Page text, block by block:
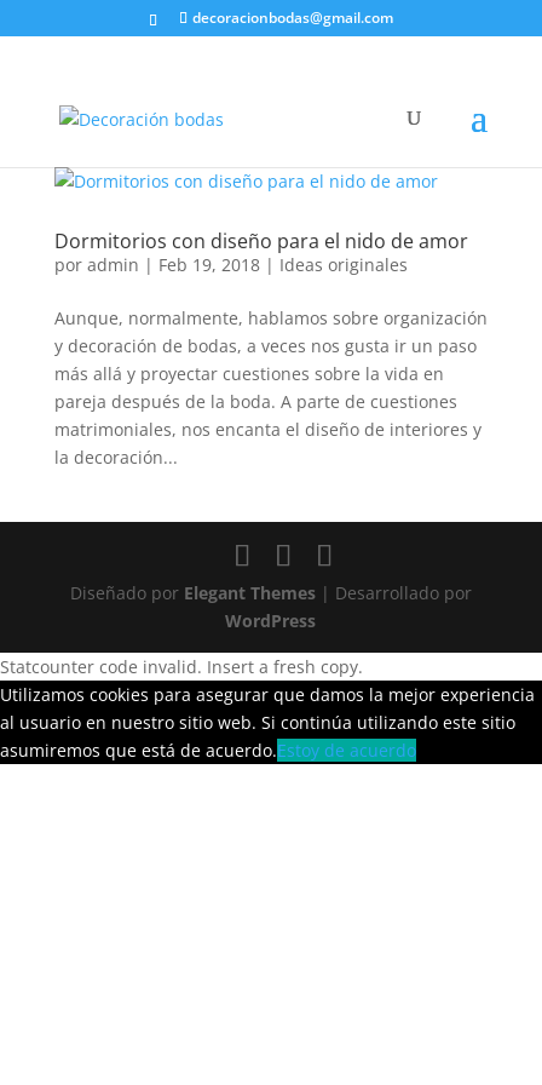
decoracionbodas@gmail.com
Dormitorios con diseño para el nido de amor
por admin | Feb 19, 2018| Ideas originales
Aunque, normalmente, hablamos sobre organización
y decoración de bodas, a veces nos gusta ir un paso
más allá y proyectar cuestiones sobre la vida en
pareja después de la boda. A parte de cuestiones
matrimoniales, nos encanta el diseño de interiores y
la decoración...
Diseñado por Elegant Themes| Desarrollado por
WordPress
Statcounter code invalid. Insert a fresh copy.
Utilizamos cookies para asegurar que damos la mejor experiencia
al usuario en nuestro sitio web. Si continúa utilizando este sitio
asumiremos que está de acuerdo.Estoy de acuerdo